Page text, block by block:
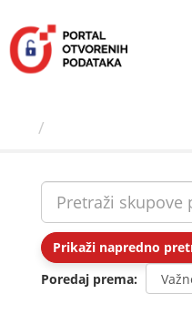
sadržaj
Prikaži napredno
Poredaj prema